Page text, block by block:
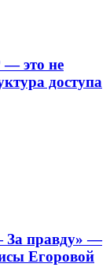
это не
доступа
За правду» —
Егоровой